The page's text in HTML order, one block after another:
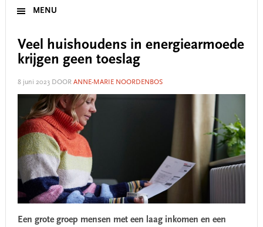
MENU
Veel huishoudens in energiearmoede
krijgen geen toeslag
8 juni 2023DOOR ANNE-MARIE NOORDENBOS
Een grote groep mensen met een laag inkomen en een